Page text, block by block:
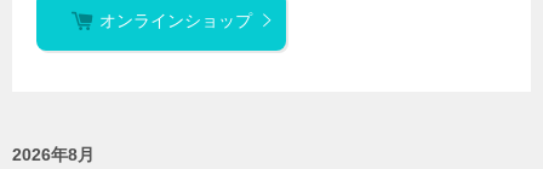
オンラインショップ
2026年8月